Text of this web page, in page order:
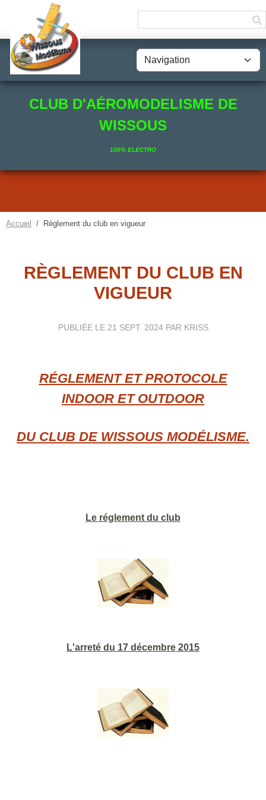
CLUB D'AÉROMODELISME DE
WISSOUS
100% ELECTRO
Accueil Règlement du club en vigueur
RÈGLEMENT DU CLUB EN
VIGUEUR
PUBLIÉE LE 21 SEPT. 2024PAR KRISS
RÉGLEMENT ET PROTOCOLE
INDOOR ET OUTDOOR
DU CLUB DE WISSOUS MODÉLISME.
Le réglement du club
L'arreté du 17 décembre 2015
Panneau de gestion des cookies